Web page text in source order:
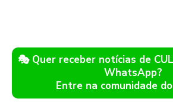
🎭 Quer receber notícias de
WhatsApp?
Entre na comunidade